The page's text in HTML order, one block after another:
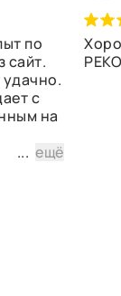
по
сайт.
с
на
...ещё